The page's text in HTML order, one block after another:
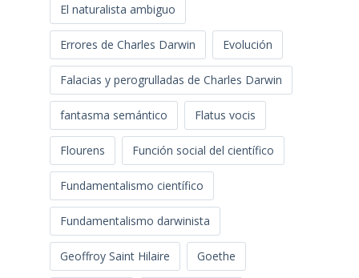
El naturalista ambiguo
Errores de Charles Darwin Evolución
Falacias y perogrulladas de Charles Darwin
fantasma semántico Flatus vocis
Flourens Función social del científico
Fundamentalismo científico
Fundamentalismo darwinista
Geoffroy Saint Hilaire Goethe